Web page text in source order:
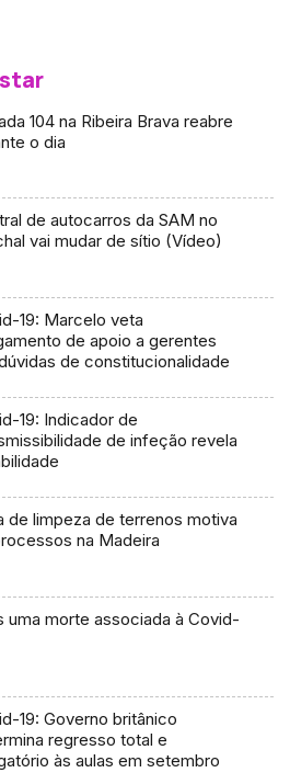
104 na Ribeira Brava reabre
o dia
de autocarros da SAM no
vai mudar de sítio (Vídeo)
19: Marcelo veta
de apoio a gerentes
de constitucionalidade
19: Indicador de
de infeção revela
de limpeza de terrenos motiva
na Madeira
uma morte associada à Covid-
19: Governo britânico
regresso total e
às aulas em setembro